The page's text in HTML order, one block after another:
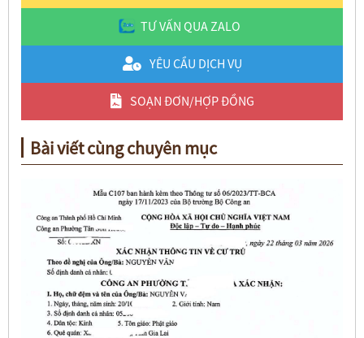
TƯ VẤN QUA ZALO
YÊU CẦU DỊCH VỤ
SOẠN ĐƠN/HỢP ĐỒNG
Bài viết cùng chuyên mục